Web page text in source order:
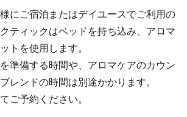
にご宿泊またはデイユースでご利用の
ティックはベッドを持ち込み、アロマ
トを使用します。
準備する時間や、アロマケアのカウン
レンドの時間は別途かかります。
ご予約ください。